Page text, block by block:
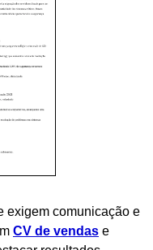
exigem comunicação e
CV de vendas e